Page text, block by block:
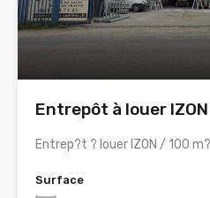
Entrepôt à louer IZON
Entrep?t ? louer IZON / 100
Surface